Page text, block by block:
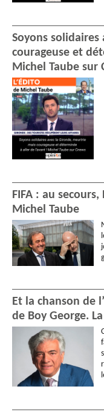
Soyons
courageuse et
Michel Taube sur
FIFA : au
Michel Taube
Et la chanson de
de Boy George.